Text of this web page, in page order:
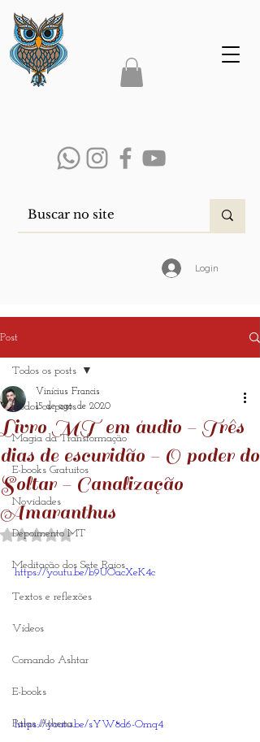
Login
Post
Todos os posts
Magia da Transformação
E-books Gratuitos
Novidades
Depoimento MT
Meditação dos Sete Raios
Textos e reflexões
Vídeos
Comando Ashtar
E-books
Palas Athena
Todos os posts
Livro MT em áudio - Três
dias de escuridão - O poder do
Soltar - Canalização
Amaranthus
Vinícius Francis
15 de ago. de 2020
Avaliado com NaN de 5 estrelas.
https://youtu.be/b9UOacXeK4c
https://youtu.be/sYW8d6-Omq4